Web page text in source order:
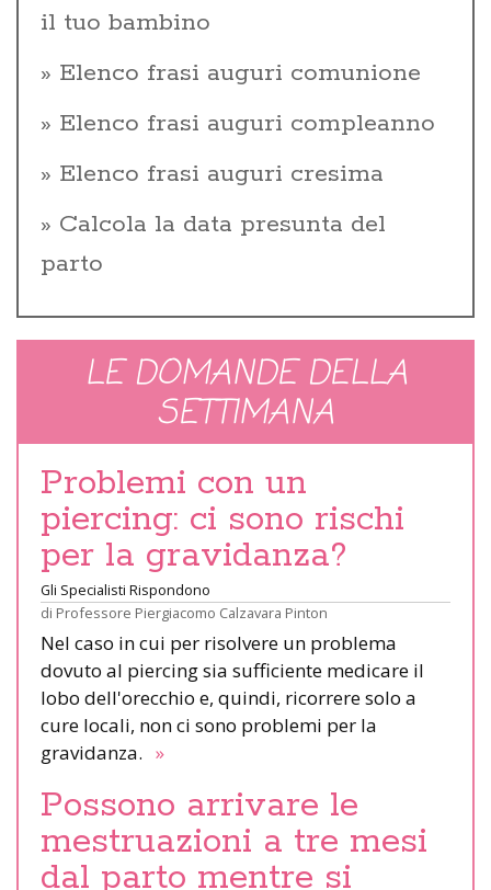
il tuo bambino
Elenco frasi auguri comunione
Elenco frasi auguri compleanno
Elenco frasi auguri cresima
Calcola la data presunta del
parto
LE DOMANDE DELLA
SETTIMANA
Problemi con un
piercing: ci sono rischi
per la gravidanza?
Gli Specialisti Rispondono
di Professore Piergiacomo Calzavara Pinton
Nel caso in cui per risolvere un problema
dovuto al piercing sia sufficiente medicare il
lobo dell'orecchio e, quindi, ricorrere solo a
cure locali, non ci sono problemi per la
gravidanza. »
Possono arrivare le
mestruazioni a tre mesi
dal parto mentre si